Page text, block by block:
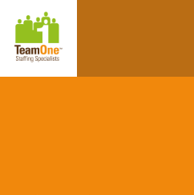
Retourner à la page d'accueil